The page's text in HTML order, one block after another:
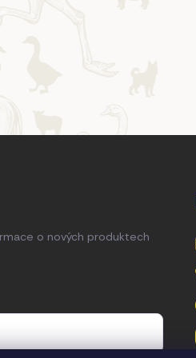
o nových produktech